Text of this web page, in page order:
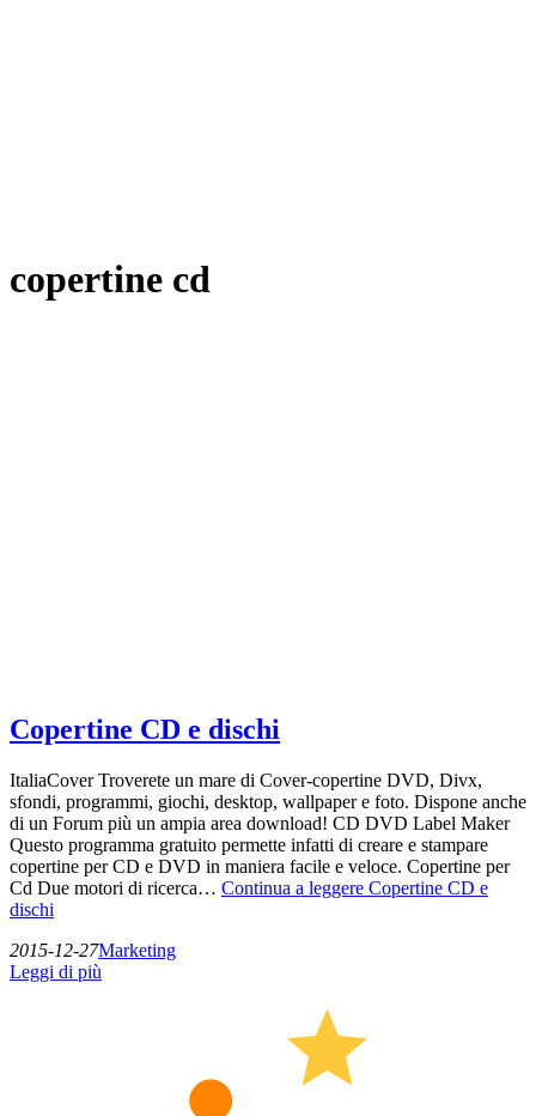
copertine cd
Copertine CD e dischi
ItaliaCover Troverete un mare di Cover-copertine DVD, Divx,
sfondi, programmi, giochi, desktop, wallpaper e foto. Dispone anche
di un Forum più un ampia area download! CD DVD Label Maker
Questo programma gratuito permette infatti di creare e stampare
copertine per CD e DVD in maniera facile e veloce. Copertine per
Cd Due motori di ricerca… Continua a leggere Copertine CD e
dischi
2015-12-27Marketing
Leggi di più